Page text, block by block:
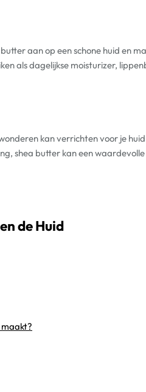
aan op een schone huid en
als dagelijkse moisturizer,
kan verrichten voor je
shea butter kan een
de Huid